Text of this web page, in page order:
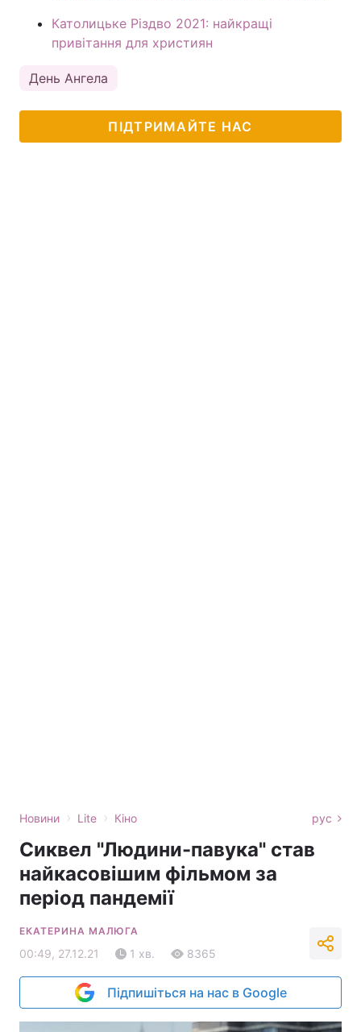
Католицьке Різдво 2021: найкращі
привітання для християн
День Ангела
ПІДТРИМАЙТЕ НАС
Новини › Lite › Кіно рус
Сиквел "Людини-павука" став
найкасовішим фільмом за
період пандемії
ЕКАТЕРИНА МАЛЮГА
00:49, 27.12.21 1 хв. 8365
Підпишіться на нас в Google